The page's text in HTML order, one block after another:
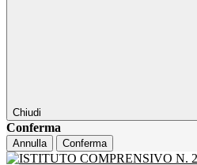
Chiudi
Conferma
Annulla Conferma